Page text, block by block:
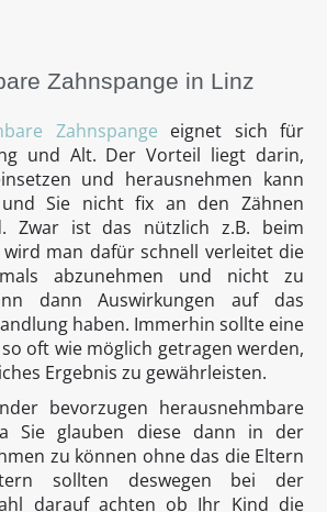
Zahnspange in Linz
Zahnspange eignet sich für
und Alt. Der Vorteil liegt darin,
und herausnehmen kann
Sie nicht fix an den Zähnen
Zwar ist das nützlich z.B. beim
wird man dafür schnell verleitet die
abzunehmen und nicht zu
dann Auswirkungen auf das
haben. Immerhin sollte eine
oft wie möglich getragen werden,
Ergebnis zu gewährleisten.
bevorzugen herausnehmbare
Sie glauben diese dann in der
zu können ohne das die Eltern
sollten deswegen bei der
darauf achten ob Ihr Kind die